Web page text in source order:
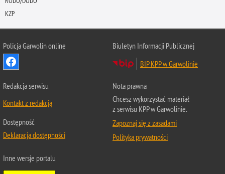
KZP
Policja Garwolin online
Biuletyn Informacji Publicznej
BIP KPP w Garwolinie
Redakcja serwisu
Kontakt z redakcją
Dostępność
Deklaracja dostępności
Nota prawna
Chcesz wykorzystać materiał
z serwisu KPP w Garwolinie.
Zapoznaj się z zasadami
Polityka prywatności
Inne wersje portalu